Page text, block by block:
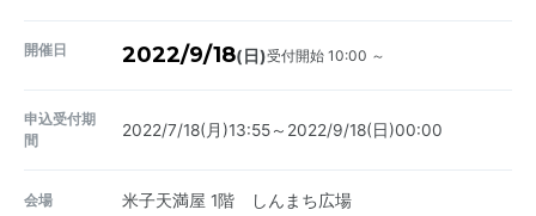
開催日 2022/9/18(日)受付開始 10:00 ～
申込受付期
間
2022/7/18(月)13:55～2022/9/18(日)00:00
会場 米子天満屋 1階 しんまち広場